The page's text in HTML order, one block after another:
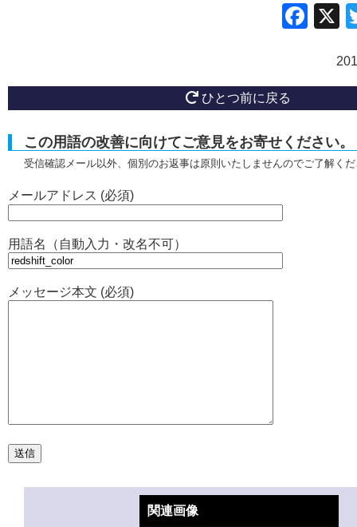
ひとつ前に戻る
この用語の改善に向けてご意見をお寄せください。
受信確認メール以外、個別のお返事は原則いたしませんのでご了解く
メールアドレス (必須)
用語名（自動入力・改名不可）
メッセージ本文 (必須)
関連画像